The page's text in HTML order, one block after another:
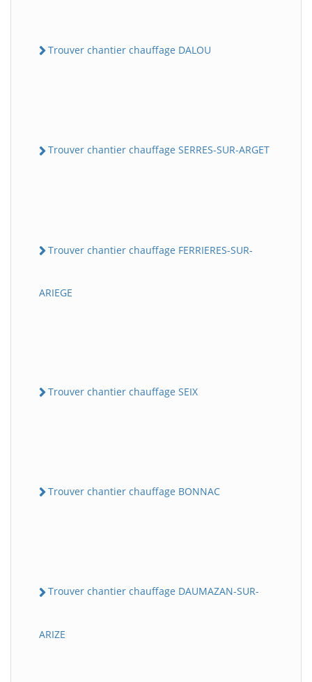
Trouver chantier chauffage DALOU
Trouver chantier chauffage SERRES-SUR-ARGET
Trouver chantier chauffage FERRIERES-SUR-
ARIEGE
Trouver chantier chauffage SEIX
Trouver chantier chauffage BONNAC
Trouver chantier chauffage DAUMAZAN-SUR-
ARIZE